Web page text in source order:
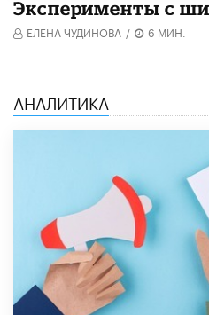
Эксперименты с
ЕЛЕНА ЧУДИНОВА / 6 МИН.
АНАЛИТИКА